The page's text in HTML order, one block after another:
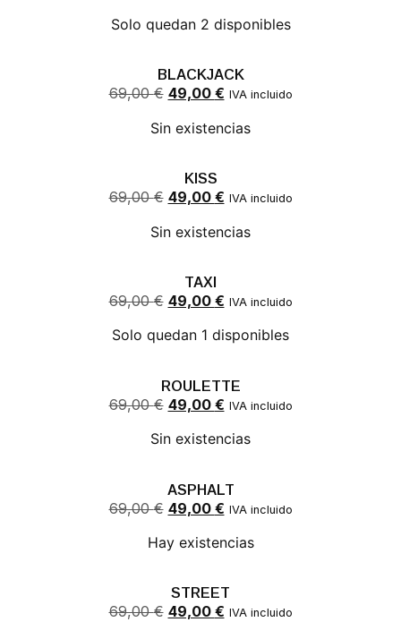
Solo quedan 2 disponibles
BLACKJACK
69,00€ 49,00 € IVA incluido
Sin existencias
KISS
69,00€ 49,00 € IVA incluido
Sin existencias
TAXI
69,00€ 49,00 € IVA incluido
Solo quedan 1 disponibles
ROULETTE
69,00€ 49,00 € IVA incluido
Sin existencias
ASPHALT
69,00€ 49,00 € IVA incluido
Hay existencias
STREET
69,00€ 49,00 € IVA incluido